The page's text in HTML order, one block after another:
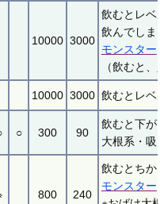
10000 3000
飲むとレベ
飲んでしま
モンスター
（飲むと
10000 3000 飲むとレベ
○ 300 90
飲むと下が
大根系・吸
800 240
飲むとちか
モンスター